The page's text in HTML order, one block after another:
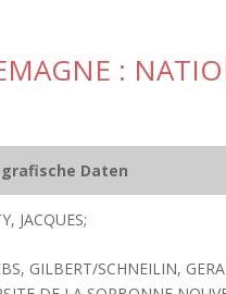
:
Daten
JACQUES;
GILBERT/SCHNEILIN,